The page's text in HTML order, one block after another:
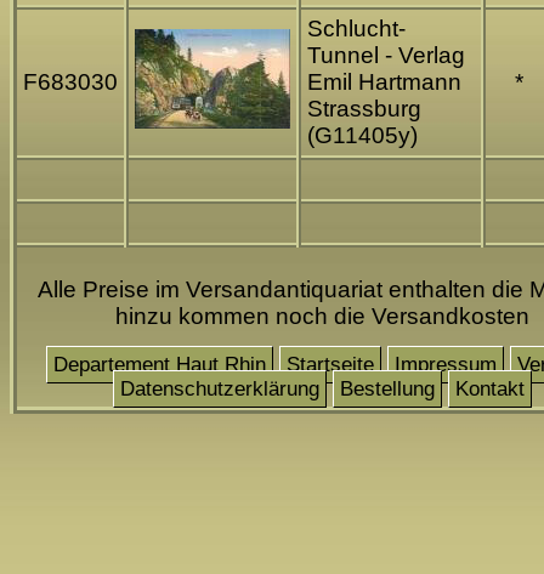
F683030
Schlucht-
Tunnel - Verlag
Emil Hartmann
Strassburg
(G11405y)
*
Alle Preise im Versandantiquariat enthalten die
hinzu kommen noch die Versandkosten
Departement Haut Rhin Startseite Impressum
Datenschutzerklärung
Bestellung Kontakt